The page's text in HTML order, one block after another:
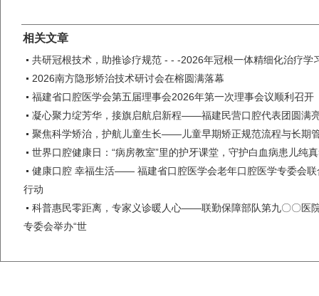
相关文章
共研冠根技术，助推诊疗规范 - - -2026年冠根一体精细化治疗学
2026南方隐形矫治技术研讨会在榕圆满落幕
福建省口腔医学会第五届理事会2026年第一次理事会议顺利召开
凝心聚力绽芳华，接旗启航启新程——福建民营口腔代表团圆满
聚焦科学矫治，护航儿童生长——儿童早期矫正规范流程与长期
世界口腔健康日：“病房教室”里的护牙课堂，守护白血病患儿纯
健康口腔 幸福生活—— 福建省口腔医学会老年口腔医学专委会
行动
科普惠民零距离，专家义诊暖人心——联勤保障部队第九〇〇医
专委会举办“世